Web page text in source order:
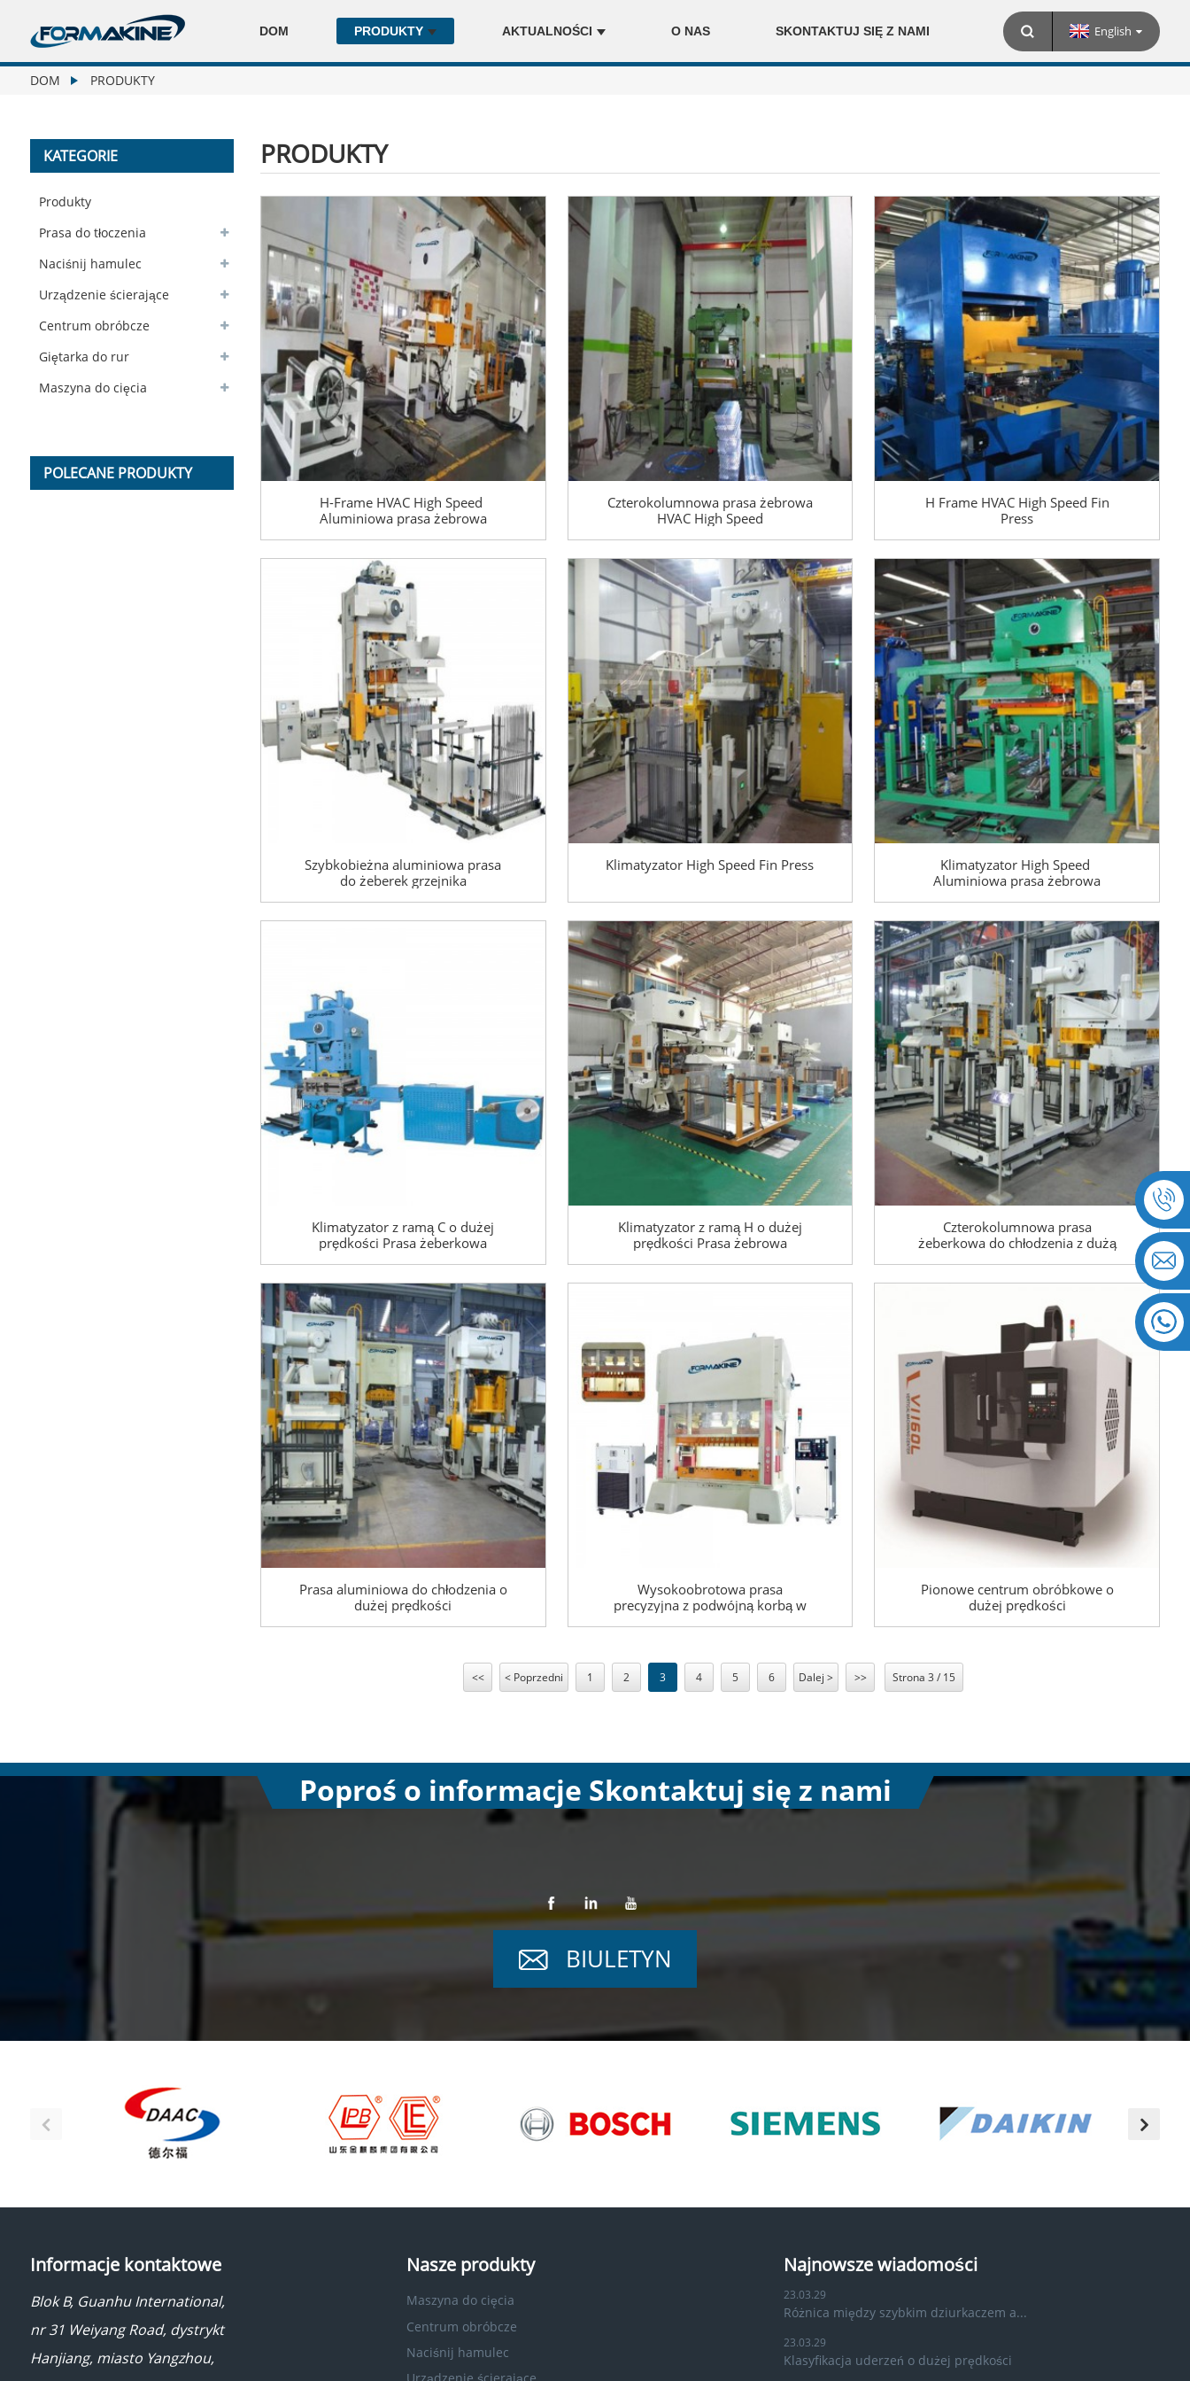
DOM PRODUKTY AKTUALNOŚCI O NAS SKONTAKTUJ SIĘ Z NAMI English
DOM PRODUKTY
KATEGORIE
Produkty
Prasa do tłoczenia
Naciśnij hamulec
Urządzenie ścierające
Centrum obróbcze
Giętarka do rur
Maszyna do cięcia
POLECANE PRODUKTY
PRODUKTY
H-Frame HVAC High Speed ​​
Aluminiowa prasa żebrowa
Czterokolumnowa prasa żebrowa
HVAC High Speed
H Frame HVAC High Speed ​​Fin
Press
Szybkobieżna aluminiowa prasa
do żeberek grzejnika
Klimatyzator High Speed ​​Fin Press
Klimatyzator High Speed ​​​​
Aluminiowa prasa żebrowa
Klimatyzator z ramą C o dużej
prędkości Prasa żeberkowa
Klimatyzator z ramą H o dużej
prędkości Prasa żebrowa
Czterokolumnowa prasa
żeberkowa do chłodzenia z dużą
Prasa aluminiowa do chłodzenia o
dużej prędkości
Wysokoobrotowa prasa
precyzyjna z podwójną korbą w
Pionowe centrum obróbkowe o
dużej prędkości
<< < Poprzedni 1 2 3 4 5 6 Dalej > >> Strona 3 / 15
Poproś o informacje Skontaktuj się z nami
BIULETYN
Informacje kontaktowe
Blok B, Guanhu International,
nr 31 Weiyang Road, dystrykt
Hanjiang, miasto Yangzhou,
Nasze produkty
Maszyna do cięcia
Centrum obróbcze
Naciśnij hamulec
Najnowsze wiadomości
23.03.29
Różnica między szybkim dziurkaczem a...
23.03.29
Klasyfikacja uderzeń o dużej prędkości